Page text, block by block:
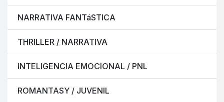
NARRATIVA FANTáSTICA
THRILLER / NARRATIVA
INTELIGENCIA EMOCIONAL / PNL
ROMANTASY / JUVENIL